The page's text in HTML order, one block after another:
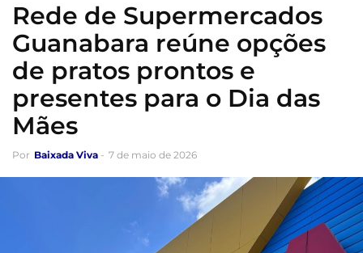
Rede de Supermercados
Guanabara reúne opções
de pratos prontos e
presentes para o Dia das
Mães
Por Baixada Viva - 7 de maio de 2026